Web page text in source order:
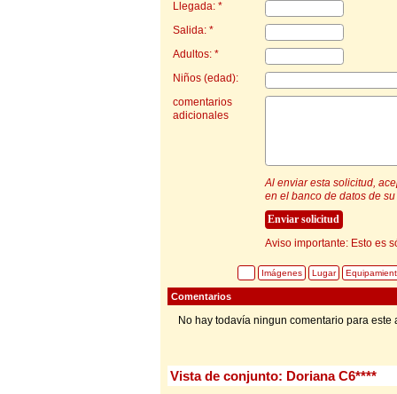
Llegada: *
Salida: *
Adultos: *
Niños (edad):
comentarios
adicionales
Al enviar esta solicitud,
en el banco de datos de
Aviso importante: Esto es
Imágenes Lugar
Comentarios
No hay todavía ningun comentario para este
Vista de conjunto: Doriana C6****